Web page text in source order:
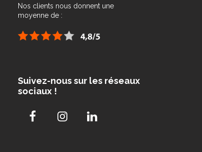
Nos clients nous donnent une
moyenne de :
Suivez-nous sur les réseaux
sociaux !